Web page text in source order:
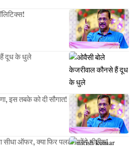
हैं दूध के धुले
इस तबके को दी सौगात!
सीधा ऑफर, क्या फिर पलटी मारेंगे नीतीश!